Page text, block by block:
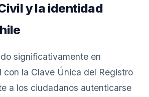
y la identidad
significativamente en
la Clave Única del Registro
a los ciudadanos autenticarse